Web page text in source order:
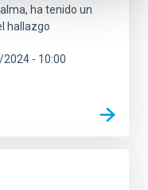
ha tenido un
hallazgo
- 10:00